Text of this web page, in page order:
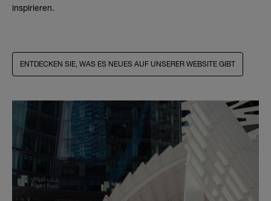
inspirieren.
ENTDECKEN SIE, WAS ES NEUES AUF UNSERER WEBSITE GIBT